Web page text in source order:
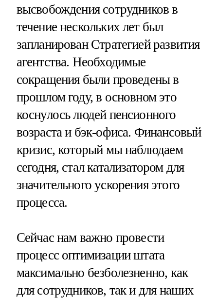
высвобождения сотрудников в
течение нескольких лет был
запланирован Стратегией развития
агентства. Необходимые
сокращения были проведены в
прошлом году, в основном это
коснулось людей пенсионного
возраста и бэк-офиса. Финансовый
кризис, который мы наблюдаем
сегодня, стал катализатором для
значительного ускорения этого
процесса.
Сейчас нам важно провести
процесс оптимизации штата
максимально безболезненно, как
для сотрудников, так и для наших